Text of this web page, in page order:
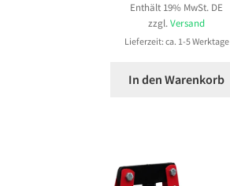
Enthält 19% MwSt. DE
zzgl.Versand
Lieferzeit: ca. 1-5 Werktage
In den Warenkorb